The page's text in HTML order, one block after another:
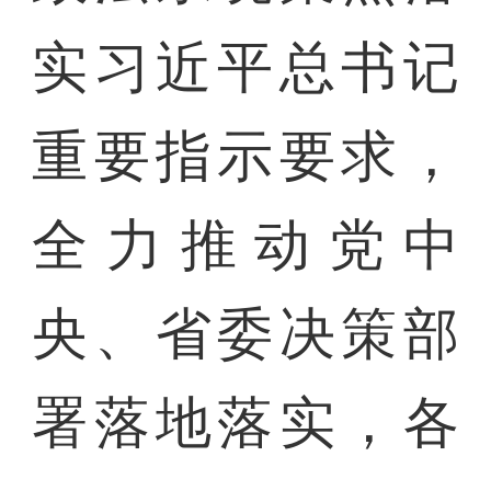
实习近平总书记
重要指示要求，
全力推动党中
央、省委决策部
署落地落实，各